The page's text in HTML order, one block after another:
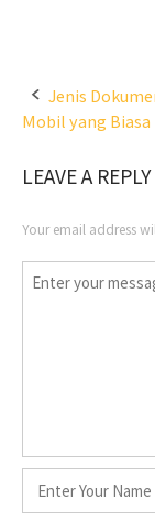
Post
Jenis
Mobil yang
LEAVE A REPLY
Your email address
Comment
Name